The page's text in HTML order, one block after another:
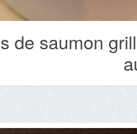
de saumon